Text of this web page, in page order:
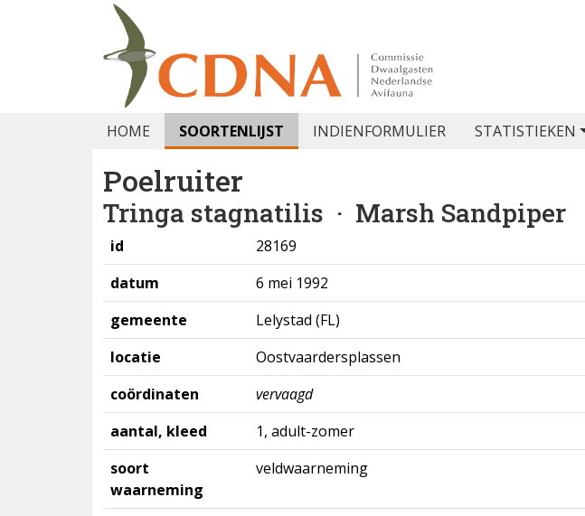
HOME SOORTENLIJST INDIENFORMULIER STATISTIEKEN
Poelruiter
Tringa stagnatilis · Marsh Sandpiper
id
28169
datum
6 mei 1992
gemeente
Lelystad (FL)
locatie
Oostvaardersplassen
coördinaten
vervaagd
aantal, kleed
1, adult-zomer
soort
waarneming
veldwaarneming